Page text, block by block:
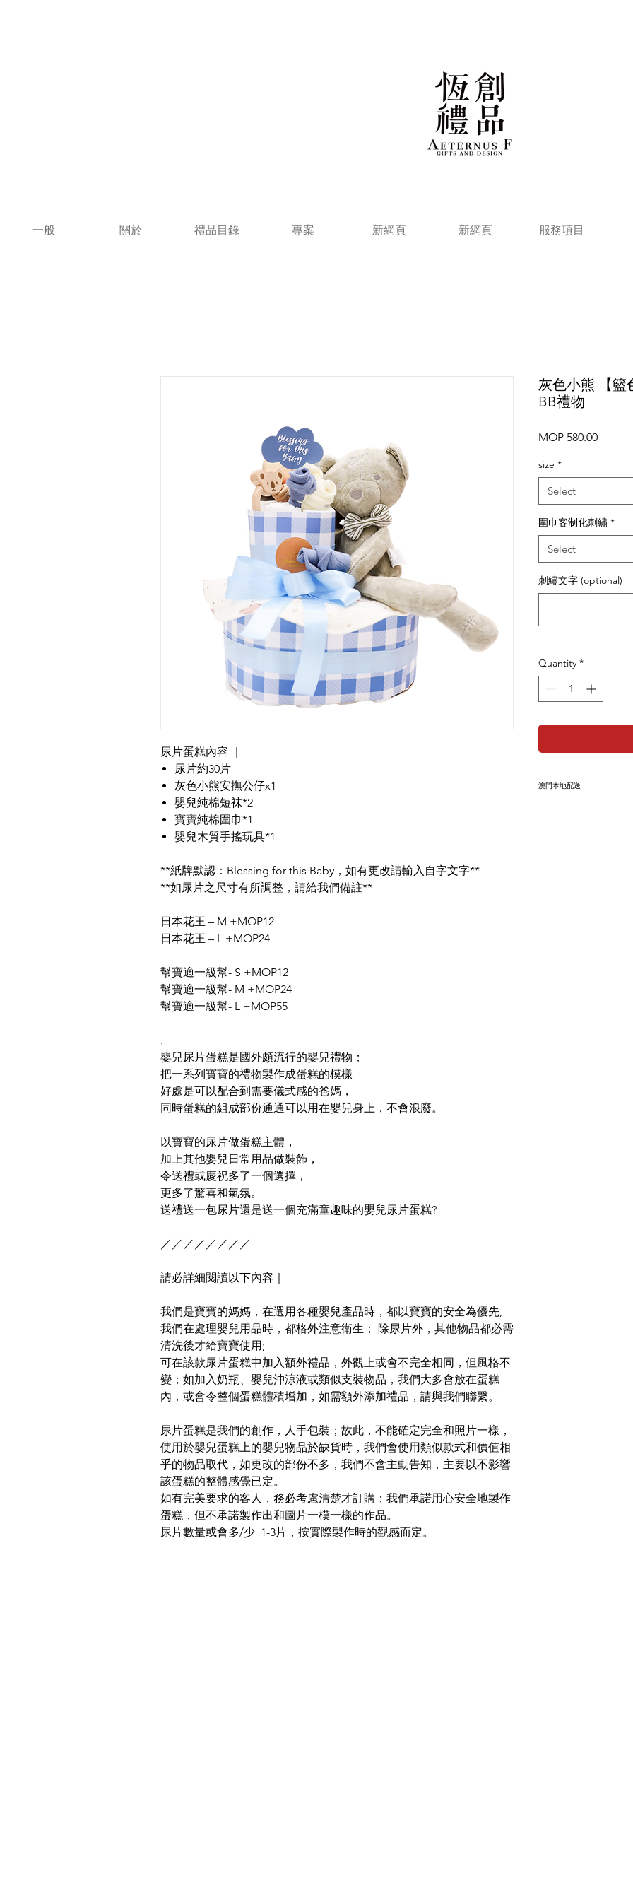
一般 關於 禮品目錄 專案 新網頁 新網頁 服務項目
尿片蛋糕內容 ｜
尿片約30片
灰色小熊安撫公仔x1
嬰兒純棉短袜*2
寶寶純棉圍巾*1
嬰兒木質手搖玩具*1
**紙牌默認：Blessing for this Baby，如有更改請輸入自字文字**
**如尿片之尺寸有所調整，請給我們備註**
日本花王 – M +MOP12
日本花王 – L +MOP24
幫寶適一級幫- S +MOP12
幫寶適一級幫- M +MOP24
幫寶適一級幫- L +MOP55
.
嬰兒尿片蛋糕是國外頗流行的嬰兒禮物；
把一系列寶寶的禮物製作成蛋糕的模樣
好處是可以配合到需要儀式感的爸媽，
同時蛋糕的組成部份通通可以用在嬰兒身上，不會浪廢。
以寶寶的尿片做蛋糕主體，
加上其他嬰兒日常用品做裝飾，
令送禮或慶祝多了一個選擇，
更多了驚喜和氣氛。
送禮送一包尿片還是送一個充滿童趣味的嬰兒尿片蛋糕?
／／／／／／／／
請必詳細閱讀以下內容｜
我們是寶寶的媽媽，在選用各種嬰兒產品時，都以寶寶的安全為優先,
我們在處理嬰兒用品時，都格外注意衛生； 除尿片外，其他物品都必需
清洗後才給寶寶使用;
可在該款尿片蛋糕中加入額外禮品，外觀上或會不完全相同，但風格不
變；如加入奶瓶、嬰兒沖涼液或類似支裝物品，我們大多會放在蛋糕
內，或會令整個蛋糕體積增加，如需額外添加禮品，請與我們聯繫。
尿片蛋糕是我們的創作，人手包裝；故此，不能確定完全和照片一樣，
使用於嬰兒蛋糕上的嬰兒物品於缺貨時，我們會使用類似款式和價值相
乎的物品取代，如更改的部份不多，我們不會主動告知，主要以不影響
該蛋糕的整體感覺已定。
如有完美要求的客人，務必考慮清楚才訂購；我們承諾用心安全地製作
蛋糕，但不承諾製作出和圖片一模一樣的作品。
尿片數量或會多/少 1-3片，按實際製作時的觀感而定。
灰色小熊 【籃
BB禮物
MOP 580.00Price
size *
Select
圍巾客制化刺繡 *
Select
刺繡文字 (optional)
Quantity *
澳門本地配送